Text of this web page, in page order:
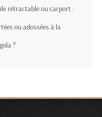
rétractable ou carport :
ou adossées à la
?